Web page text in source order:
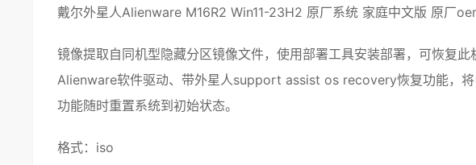
戴尔外星人Alienware M16R2 Win11-23H2 原厂系统 家庭中文版 原厂
镜像提取自同机型隐藏分区镜像文件，使用部署工具安装部署，可恢复此
Alienware软件驱动、带外星人support assist os recovery恢复功能，
功能随时重置系统到初始状态。
格式： iso